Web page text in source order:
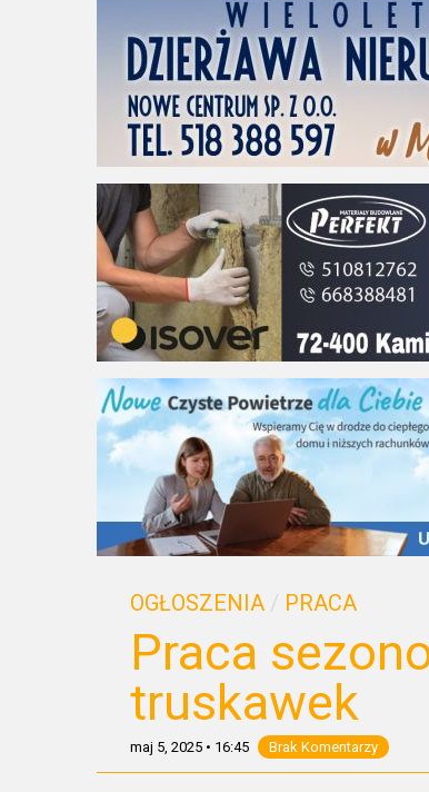
OGŁOSZENIA / PRACA
Praca
truskawek
maj 5, 2025 • 16:45 Brak Komentarzy